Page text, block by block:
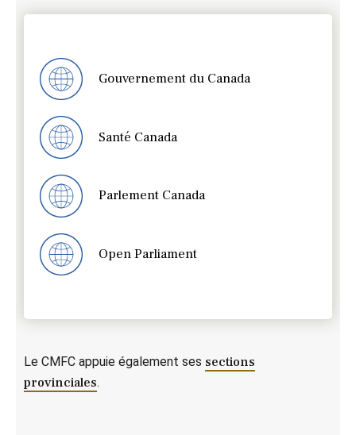
Gouvernement du Canada
Santé Canada
Parlement Canada
Open Parliament
Le CMFC appuie également ses sections
provinciales.